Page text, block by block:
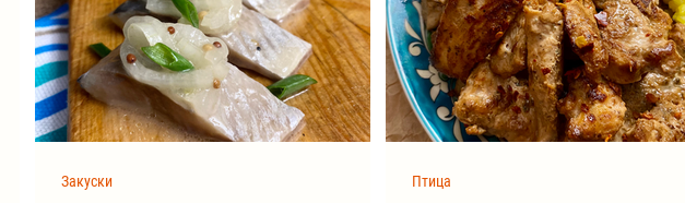
Закуски Птица